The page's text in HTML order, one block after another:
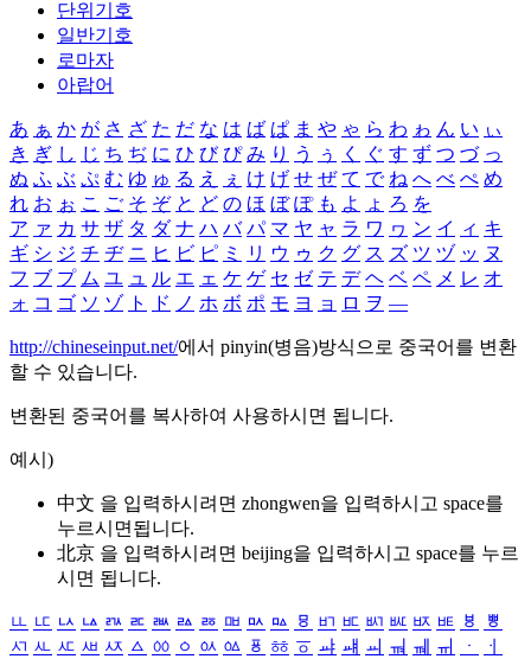
단위기호
일반기호
로마자
아랍어
あ ぁ か が さ ざ た だ な は ば ぱ ま や ゃ ら わ ゎ ん い ぃ
き ぎ し じ ち ぢ に ひ び ぴ み り う ぅ く ぐ す ず つ づ っ
ぬ ふ ぶ ぷ む ゆ ゅ る え ぇ け げ せ ぜ て で ね へ べ ぺ め
れ お ぉ こ ご そ ぞ と ど の ほ ぼ ぽ も よ ょ ろ を
ア ァ カ サ ザ タ ダ ナ ハ バ パ マ ヤ ャ ラ ワ ヮ ン イ ィ キ
ギ シ ジ チ ヂ ニ ヒ ビ ピ ミ リ ウ ゥ ク グ ス ズ ツ ヅ ッ ヌ
フ ブ プ ム ユ ュ ル エ ェ ケ ゲ セ ゼ テ デ ヘ ベ ペ メ レ オ
ォ コ ゴ ソ ゾ ト ド ノ ホ ボ ポ モ ヨ ョ ロ ヲ ―
http://chineseinput.net/에서 pinyin(병음)방식으로 중국어를 변환
할 수 있습니다.
변환된 중국어를 복사하여 사용하시면 됩니다.
예시)
中文 을 입력하시려면 zhongwen을 입력하시고 space를
누르시면됩니다.
北京 을 입력하시려면 beijing을 입력하시고 space를 누르
시면 됩니다.
ㅥ ㅦ ㅧ ㅨ ㅩ ㅪ ㅫ ㅬ ㅭ ㅮ ㅯ ㅰ ㅱ ㅲ ㅳ ㅴ ㅵ ㅶ ㅷ ㅸ
ㅹ
ㅺ ㅻ ㅼ ㅽ ㅾ ㅿ ㆀ ㆁ ㆂ ㆃ ㆄ ㆅ ㆆ ㆇ ㆈ ㆉ ㆊ ㆋ ㆌ ㆍ
ㆎ